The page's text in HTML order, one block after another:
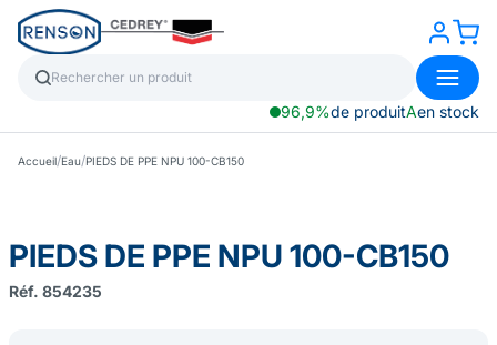
96,9%de produitAen stock
Accueil/Eau/PIEDS DE PPE NPU 100-CB150
PIEDS DE PPE NPU 100-CB150
Réf. 854235